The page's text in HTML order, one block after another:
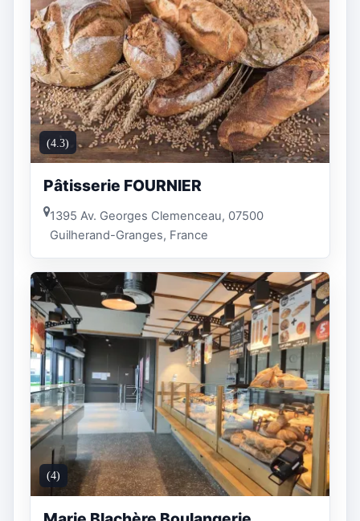
(4.3)
Pâtisserie FOURNIER
1395 Av. Georges Clemenceau, 07500
Guilherand-Granges, France
(4)